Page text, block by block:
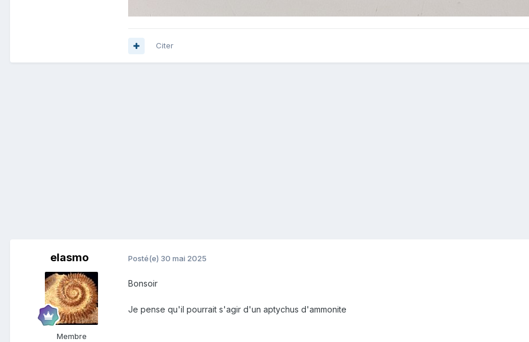
Citer
elasmo
Membre
Posté(e) 30 mai 2025
Bonsoir
Je pense qu'il pourrait s'agir d'un aptychus d'ammonite